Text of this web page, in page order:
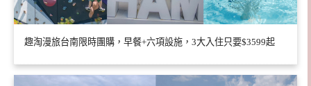
趣淘漫旅台南限時團購，早餐+六項設施，3大入住只要$3599起